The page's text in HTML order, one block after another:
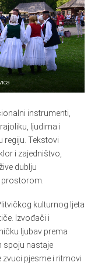
instrumenti,
ljudima i
regiju. Tekstovi
i zajedništvo,
dublju
kulturnog ljeta
Izvođači i
ljubav prema
spoju nastaje
pjesme i ritmovi